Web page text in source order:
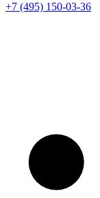
+7 (495) 150-03-36